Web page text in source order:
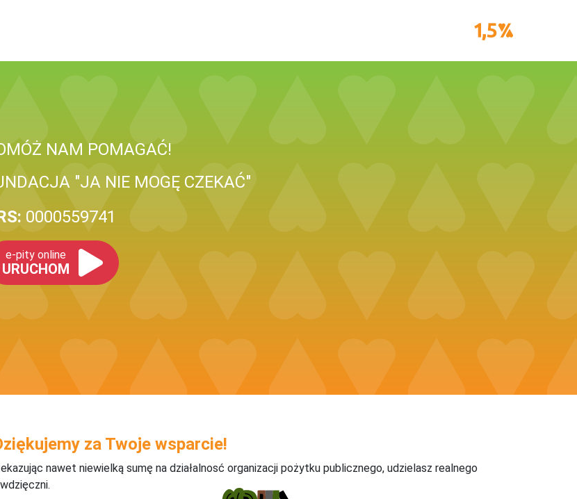
NAM POMAGAĆ!
"JA NIE MOGĘ CZEKAĆ"
0000559741
e-pity online
URUCHOM
za Twoje wsparcie!
nawet niewielką sumę na działalnosć organizacji pożytku publicznego, udzielasz realnego